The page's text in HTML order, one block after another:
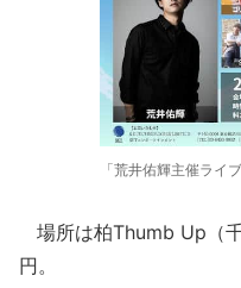
「荒井佑輝主催ライ
場所は柏Thumb Up（
円。